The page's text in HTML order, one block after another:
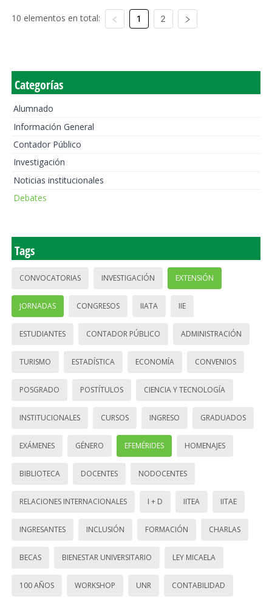
10 elementos en total: 1 2
Categorías
Alumnado
Información General
Contador Público
Investigación
Noticias institucionales
Debates
Tags
CONVOCATORIAS INVESTIGACIÓN EXTENSIÓN
JORNADAS CONGRESOS IIATA IIE
ESTUDIANTES CONTADOR PÚBLICO ADMINISTRACIÓN
TURISMO ESTADÍSTICA ECONOMÍA CONVENIOS
POSGRADO POSTÍTULOS CIENCIA Y TECNOLOGÍA
INSTITUCIONALES CURSOS INGRESO GRADUADOS
EXÁMENES GÉNERO EFEMÉRIDES HOMENAJES
BIBLIOTECA DOCENTES NODOCENTES
RELACIONES INTERNACIONALES I + D IITEA IITAE
INGRESANTES INCLUSIÓN FORMACIÓN CHARLAS
BECAS BIENESTAR UNIVERSITARIO LEY MICAELA
100 AÑOS WORKSHOP UNR CONTABILIDAD